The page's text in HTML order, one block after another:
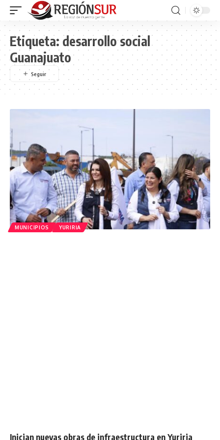
Etiqueta: desarrollo social
Guanajuato
MUNICIPIOS YURIRIA
Inician nuevas obras de infraestructura en Yuriria